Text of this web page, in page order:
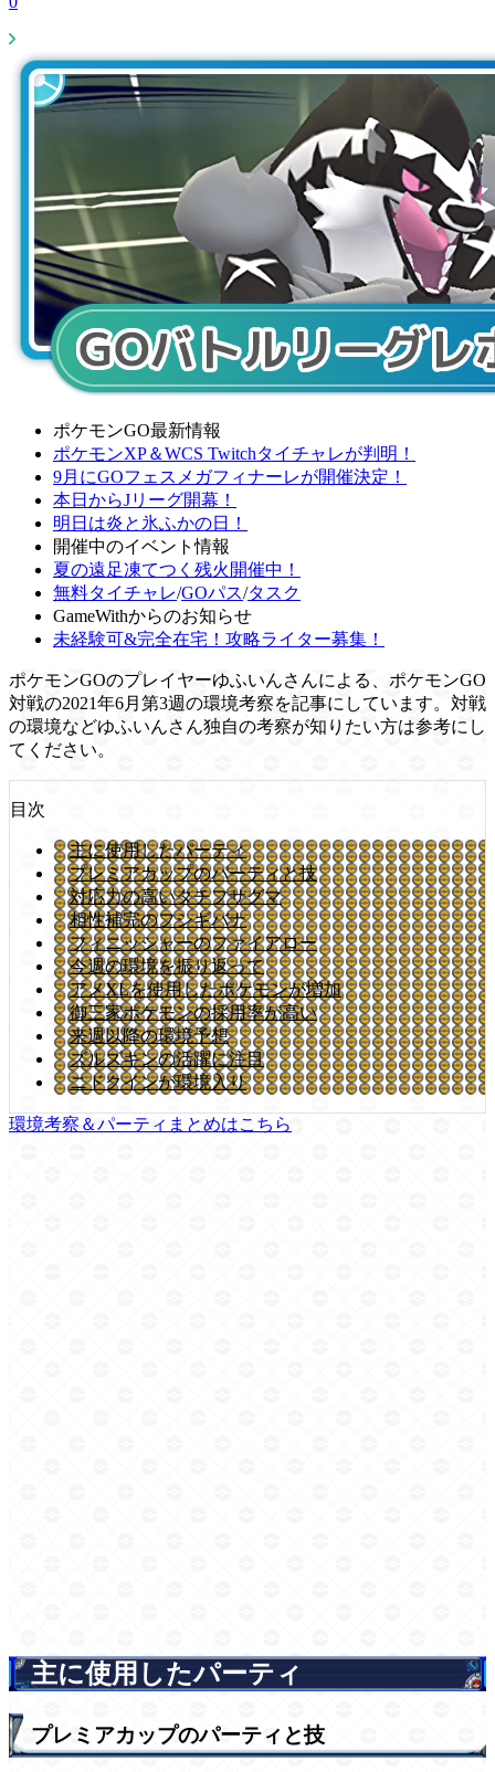
ポケモンGO最新情報
ポケモンXP＆WCS Twitchタイチャレが判明！
9月にGOフェスメガフィナーレが開催決定！
本日からJリーグ開幕！
明日は炎と氷ふかの日！
開催中のイベント情報
夏の遠足凍てつく残火開催中！
無料タイチャレ/GOパス/タスク
GameWithからのお知らせ
未経験可&完全在宅！攻略ライター募集！
ポケモンGOのプレイヤーゆふいんさんによる、ポケモンGO
対戦の2021年6月第3週の環境考察を記事にしています。対戦
の環境などゆふいんさん独自の考察が知りたい方は参考にし
てください。
目次
主に使用したパーティ
プレミアカップのパーティと技
対応力の高いタチフサグマ
相性補完のフシギバナ
フィニッシャーのファイアロー
今週の環境を振り返って
アメXLを使用したポケモンが増加
御三家ポケモンの採用率が高い
来週以降の環境予想
ズルズキンの活躍に注目
ニドクインが環境入り
環境考察＆パーティまとめはこちら
主に使用したパーティ
プレミアカップのパーティと技